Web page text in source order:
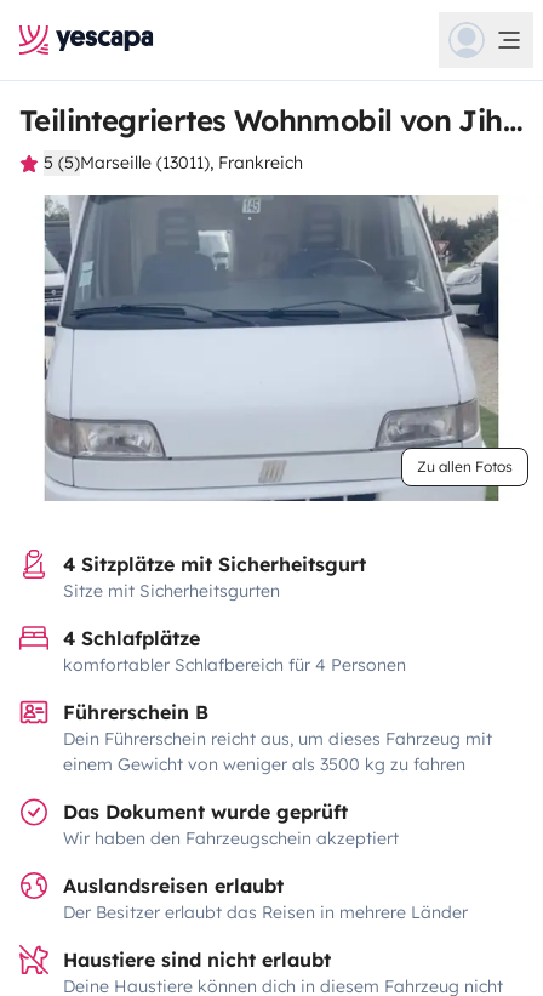
Teilintegriertes Wohnmobil von Jihane
5 (5)Marseille (13011), Frankreich
Zu allen Fotos
4 Sitzplätze mit Sicherheitsgurt
Sitze mit Sicherheitsgurten
4 Schlafplätze
komfortabler Schlafbereich für 4 Personen
Führerschein B
Dein Führerschein reicht aus, um dieses Fahrzeug mit
einem Gewicht von weniger als 3500 kg zu fahren
Das Dokument wurde geprüft
Wir haben den Fahrzeugschein akzeptiert
Auslandsreisen erlaubt
Der Besitzer erlaubt das Reisen in mehrere Länder
Haustiere sind nicht erlaubt
Deine Haustiere können dich in diesem Fahrzeug nicht